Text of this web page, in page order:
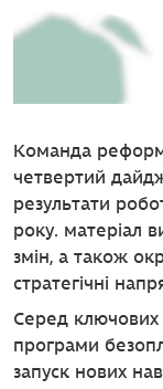
Команда
четвертий
результати
року. матеріал
змін, а також
стратегічні
Серед
програми
запуск нових